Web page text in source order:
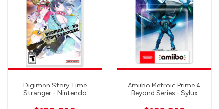
Digimon Story Time
Stranger - Nintendo
Amiibo Metroid Prime 4
Beyond Series - Sylux